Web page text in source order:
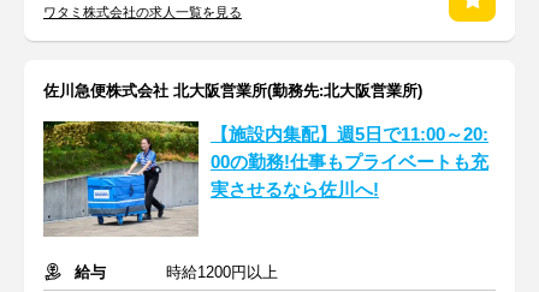
ワタミ株式会社の求人一覧を見る
佐川急便株式会社 北大阪営業所(勤務先:北大阪営業所)
【施設内集配】週5日で11:00～20:
00の勤務!仕事もプライベートも充
実させるなら佐川へ!
給与
時給1200円以上